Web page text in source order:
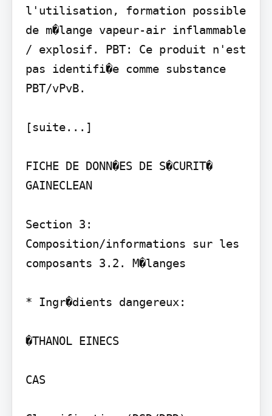
l'utilisation, formation possible
de m�lange vapeur-air inflammable
/ explosif. PBT: Ce produit n'est
pas identifi�e comme substance
PBT/vPvB.
[suite...]
FICHE DE DONN�ES DE S�CURIT�
GAINECLEAN
Section 3:
Composition/informations sur les
composants 3.2. M�langes
* Ingr�dients dangereux:
�THANOL EINECS
CAS